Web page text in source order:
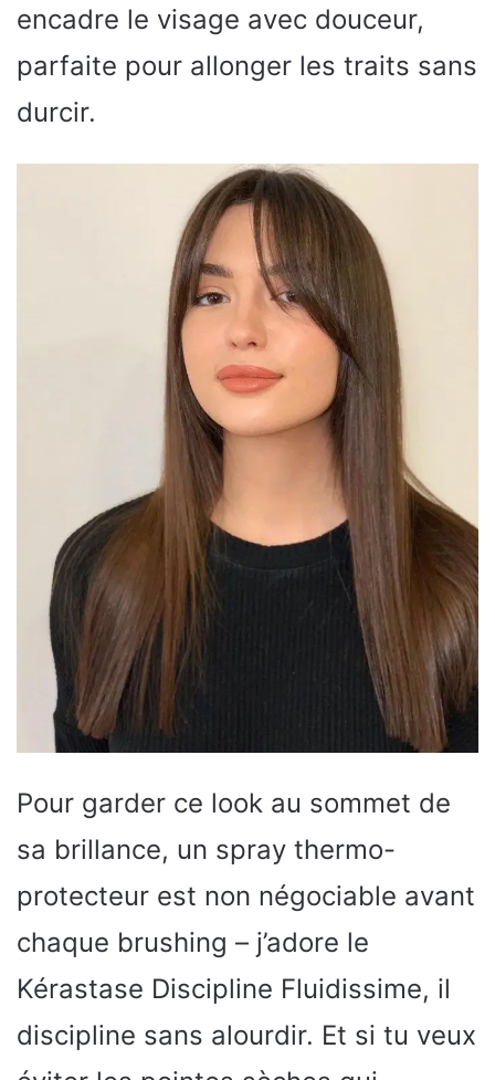
encadre le visage avec douceur,
parfaite pour allonger les traits sans
durcir.
Pour garder ce look au sommet de
sa brillance, un spray thermo-
protecteur est non négociable avant
chaque brushing – j’adore le
Kérastase Discipline Fluidissime, il
discipline sans alourdir. Et si tu veux